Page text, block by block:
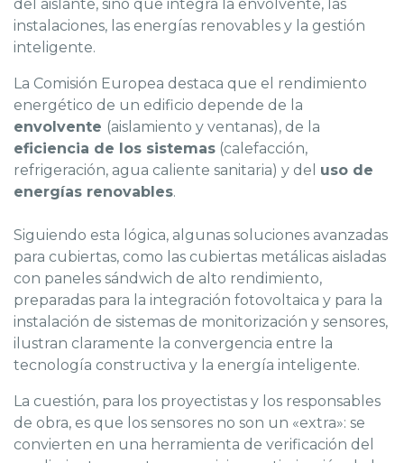
del aislante, sino que integra la envolvente, las
instalaciones, las energías renovables y la gestión
inteligente.
La Comisión Europea destaca que el rendimiento
energético de un edificio depende de la
envolvente (aislamiento y ventanas), de la
eficiencia de los sistemas (calefacción,
refrigeración, agua caliente sanitaria) y del uso de
energías renovables.
Siguiendo esta lógica, algunas soluciones avanzadas
para cubiertas, como las cubiertas metálicas aisladas
con paneles sándwich de alto rendimiento,
preparadas para la integración fotovoltaica y para la
instalación de sistemas de monitorización y sensores,
ilustran claramente la convergencia entre la
tecnología constructiva y la energía inteligente.
La cuestión, para los proyectistas y los responsables
de obra, es que los sensores no son un «extra»: se
convierten en una herramienta de verificación del